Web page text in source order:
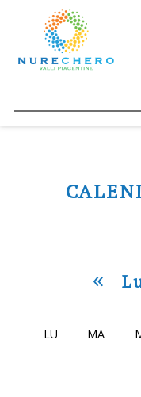
«
LU MA